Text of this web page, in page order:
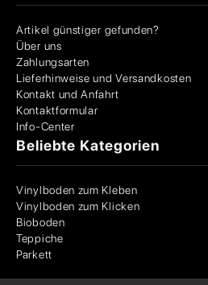
Artikel günstiger gefunden?
Über uns
Zahlungsarten
Lieferhinweise und Versandkosten
Kontakt und Anfahrt
Kontaktformular
Info-Center
Beliebte Kategorien
Vinylboden zum Kleben
Vinylboden zum Klicken
Bioboden
Teppiche
Parkett